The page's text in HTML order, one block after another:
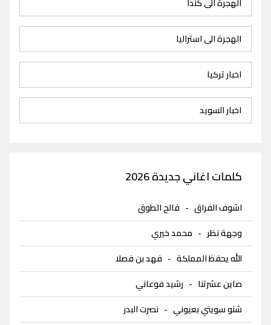
الهجرة الى استراليا
اخبار تركيا
اخبار السويد
كلمات اغاني جديدة 2026
اشوف الفراق - فالح الطوق
وجهة نظر - محمد خيري
الله يحفظ المملكة - فهد بن فصلا
صاين عشرتنا - رشيد فوعاني
شنو سويتي بعيوني - نصرت البدر